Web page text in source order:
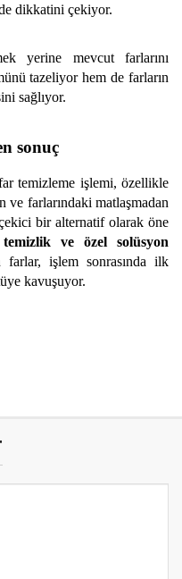
dikkatini çekiyor.
yerine mevcut farlarını
tazeliyor hem de farların
sağlıyor.
sonuç
temizleme işlemi, özellikle
ve farlarındaki matlaşmadan
bir alternatif olarak öne
ve özel solüsyon
farlar, işlem sonrasında ilk
kavuşuyor.